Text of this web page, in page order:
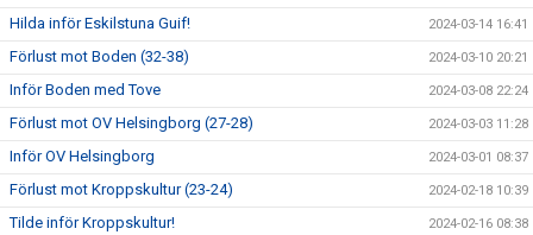
Hilda inför Eskilstuna Guif! 2024-03-14 16:41
Förlust mot Boden (32-38) 2024-03-10 20:21
Inför Boden med Tove 2024-03-08 22:24
Förlust mot OV Helsingborg (27-28) 2024-03-03 11:28
Inför OV Helsingborg 2024-03-01 08:37
Förlust mot Kroppskultur (23-24) 2024-02-18 10:39
Tilde inför Kroppskultur! 2024-02-16 08:38